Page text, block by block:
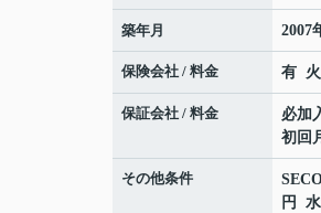
築年月 2007
保険会社 / 料金 有
保証会社 / 料金
必加
初回
その他条件
円